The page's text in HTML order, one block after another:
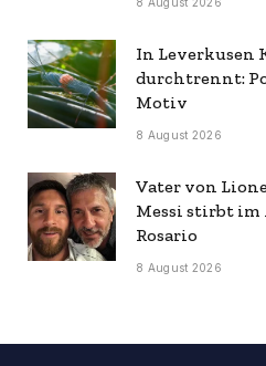
8 August 2026
In Leverkusen
durchtrennt:
Motiv
8 August 2026
Vater von
Messi stirbt im
Rosario
8 August 2026